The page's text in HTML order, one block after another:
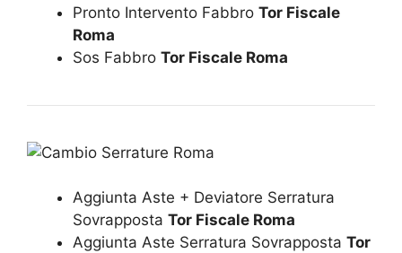
Pronto Intervento Fabbro Tor Fiscale
Roma
Sos Fabbro Tor Fiscale Roma
Aggiunta Aste + Deviatore Serratura
Sovrapposta Tor Fiscale Roma
Aggiunta Aste Serratura Sovrapposta Tor